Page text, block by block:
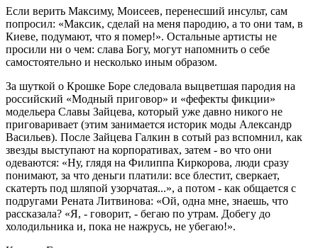
Если верить Максиму, Моисеев, перенесший инсульт, сам
попросил: «Максик, сделай на меня пародию, а то они там, в
Киеве, подумают, что я помер!». Остальные артисты не
просили ни о чем: слава Богу, могут напомнить о себе
самостоятельно и несколько иным образом.
За шуткой о Крошке Боре следовала выцветшая пародия на
российский «Модный приговор» и «фефекты фикции»
модельера Славы Зайцева, который уже давно никого не
приговаривает (этим занимается историк моды Александр
Васильев). После Зайцева Галкин в сотый раз вспомнил, как
звезды выступают на корпоративах, затем - во что они
одеваются: «Ну, глядя на Филиппа Киркорова, люди сразу
понимают, за что деньги платили: все блестит, сверкает,
скатерть под шляпой узорчатая...», а потом - как общается с
подругами Рената Литвинова: «Ой, одна мне, знаешь, что
рассказала? «Я, - говорит, - бегаю по утрам. Добегу до
холодильника и, пока не нажрусь, не убегаю!».